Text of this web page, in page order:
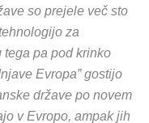
so prejele več sto
za
pa pod krinko
Evropa” gostijo
države po novem
v Evropo, ampak jih